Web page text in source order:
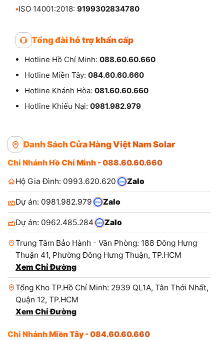
•ISO 14001:2018: 9199302834780
Tổng đài hỗ trợ khẩn cấp
Hotline Hồ Chí Minh: 088.60.60.660
Hotline Miền Tây: 084.60.60.660
Hotline Khánh Hòa: 081.60.60.660
Hotline Khiếu Nại: 0981.982.979
Danh Sách Cửa Hàng Việt Nam Solar
Chi Nhánh Hồ Chí Minh - 088.60.60.660
Hộ Gia Đình: 0993.620.620
Zalo
Dự án: 0981.982.979 Zalo
Dự án: 0962.485.284 Zalo
Trung Tâm Bảo Hành - Văn Phòng: 188 Đông Hưng
Thuận 41, Phường Đông Hưng Thuận, TP.HCM
Xem Chỉ Đường
Tổng Kho TP.Hồ Chí Minh: 2939 QL1A, Tân Thới Nhất,
Quận 12, TP.HCM
Xem Chỉ Đường
Chi Nhánh Miền Tây - 084.60.60.660